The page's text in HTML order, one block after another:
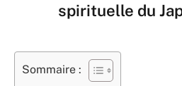
spirituelle du
Sommaire :